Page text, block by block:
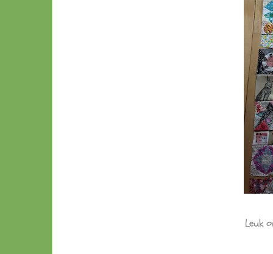
Leuk